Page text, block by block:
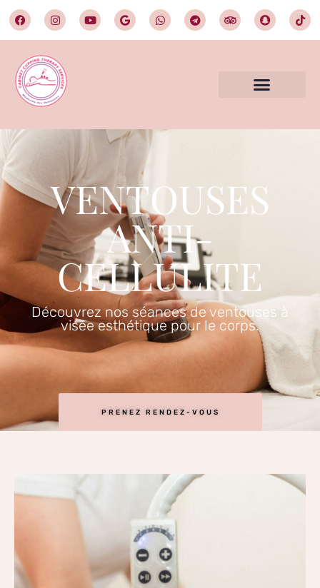
VENTOUSES
ANTI-
CELLULITE
Découvrez nos séances de ventouses à
visée esthétique pour le corps.
PRENEZ RENDEZ-VOUS